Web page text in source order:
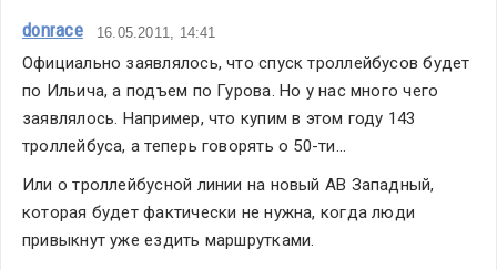
donrace 16.05.2011, 14:41
Официально заявлялось, что спуск троллейбусов будет
по Ильича, а подъем по Гурова. Но у нас много чего
заявлялось. Например, что купим в этом году 143
троллейбуса, а теперь говорять о 50-ти...
Или о троллейбусной линии на новый АВ Западный,
которая будет фактически не нужна, когда люди
привыкнут уже ездить маршрутками.